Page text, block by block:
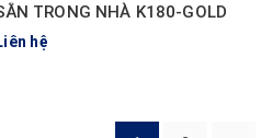
TRONG NHÀ K180-GOLD
hệ